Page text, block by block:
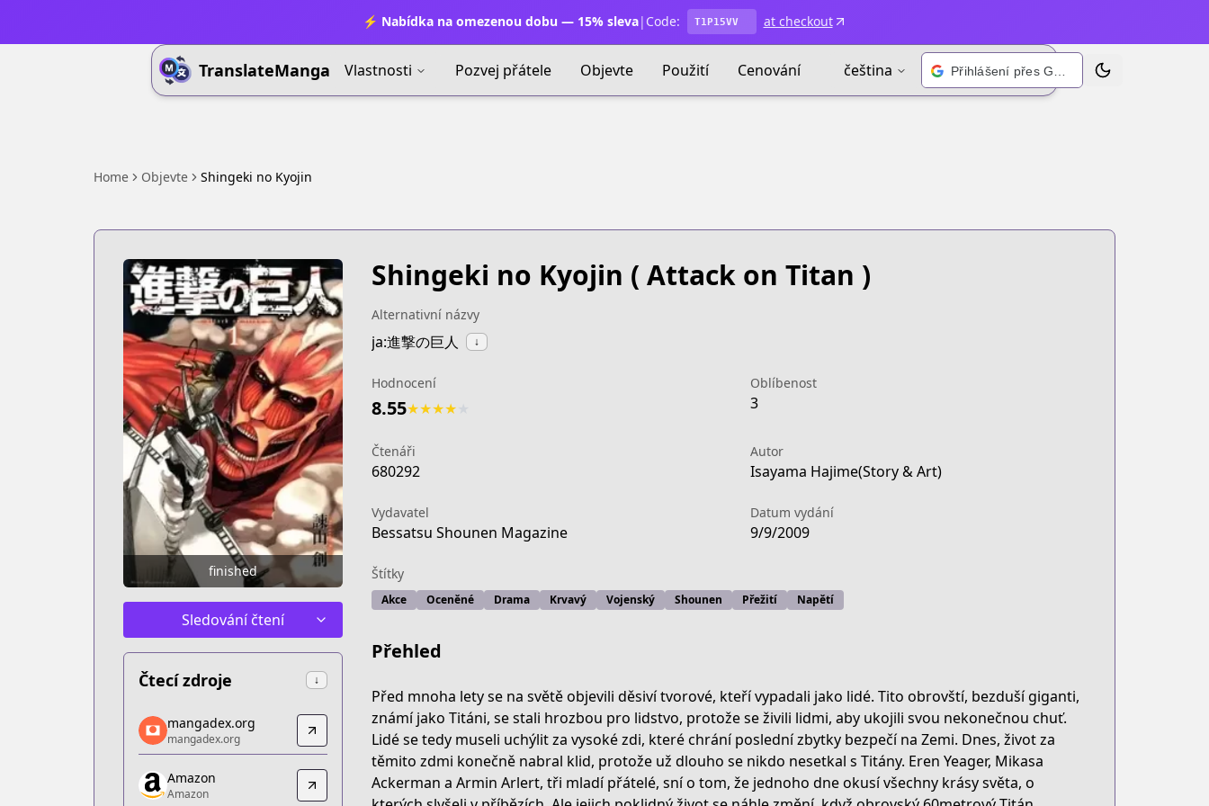
⚡ Nabídka na omezenou dobu — 15% sleva| Code: T1P15VV at checkout
TranslateManga Vlastnosti Pozvej přátele Objevte Použití Cenování čeština Přepnout motiv
Home Objevte Shingeki no Kyojin
finished
Sledování čtení
Čtecí zdroje ↓
mangadex.org
mangadex.org
https://mangadex.org/title/304ceac3-8cdb-4fe7-acf7-2b6ff7a60613
Amazon
mangadex.org
mangadex.org
Amazon
Amazon
Shingeki no Kyojin ( Attack on Titan )
Alternativní názvy
ja:進撃の巨人 ↓
Hodnocení
8.55★★★★
Oblíbenost
3
Čtenáři
680292
Autor
Isayama Hajime(Story & Art)
Vydavatel
Bessatsu Shounen Magazine
Datum vydání
9/9/2009
Štítky
Akce Oceněné Drama Krvavý Vojenský Shounen Přežití Napětí
Přehled
Před mnoha lety se na světě objevili děsiví tvorové, kteří vypadali jako lidé. Tito obrovští, bezduší giganti,
známí jako Titáni, se stali hrozbou pro lidstvo, protože se živili lidmi, aby ukojili svou nekonečnou chuť.
Lidé se tedy museli uchýlit za vysoké zdi, které chrání poslední zbytky bezpečí na Zemi. Dnes, život za
těmito zdmi konečně nabral klid, protože už dlouho se nikdo nesetkal s Titány. Eren Yeager, Mikasa
Ackerman a Armin Arlert, tři mladí přátelé, sní o tom, že jednoho dne okusí všechny krásy světa, o